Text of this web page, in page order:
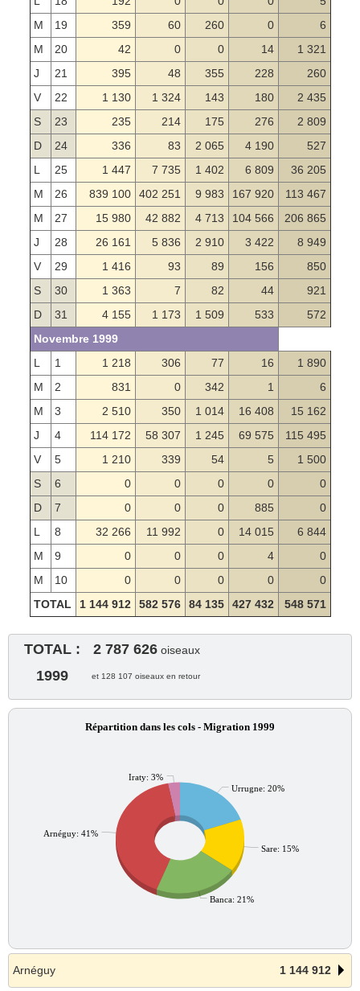
M
19 359 60 260 0
6
M
20 42 0 0 14
1 321
J
21 395 48 355 228
260
V
22 1 130 1 324 143 180
2 435
S
23 235 214 175 276
2 809
D
24 336 83 2 065 4 190
527
L
25 1 447 7 735 1 402 6 809
36 205
M
26 839 100 402 251 9 983 167 920
113 467
M
27 15 980 42 882 4 713 104 566
206 865
J
28 26 161 5 836 2 910 3 422
8 949
V
29 1 416 93 89 156
850
S
30 1 363 7 82 44
921
D
31 4 155 1 173 1 509 533
572
Novembre 1999
L
1 1 218 306 77 16
1 890
M
2 831 0 342 1
6
M
3 2 510 350 1 014 16 408
15 162
J
4 114 172 58 307 1 245 69 575
115 495
V
5 1 210 339 54 5
1 500
S
6 0 0 0 0
0
D
7 0 0 0 885
0
L
8 32 266 11 992 0 14 015
6 844
M
9 0 0 0 4
0
M
10 0 0 0 0
0
TOTAL
1 144 912 582 576 84 135 427 432 548 571
TOTAL : 2 787 626 oiseaux
1999 et 128 107 oiseaux en retour
Urrugne: 20%
Sare: 15%
Banca: 21%
Arnéguy: 41%
Iraty: 3%
Répartition dans les cols - Migration 1999
Arnéguy 1 144 912